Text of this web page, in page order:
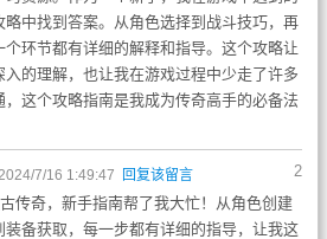
略中找到答案。从角色选择到战斗技巧，再
个环节都有详细的解释和指导。这个攻略让
入的理解，也让我在游戏过程中少走了许多
，这个攻略指南是我成为传奇高手的必备法
2
7/16 1:49:47 回复该留言
传奇，新手指南帮了我大忙！从角色创建
装备获取，每一步都有详细的指导，让我这